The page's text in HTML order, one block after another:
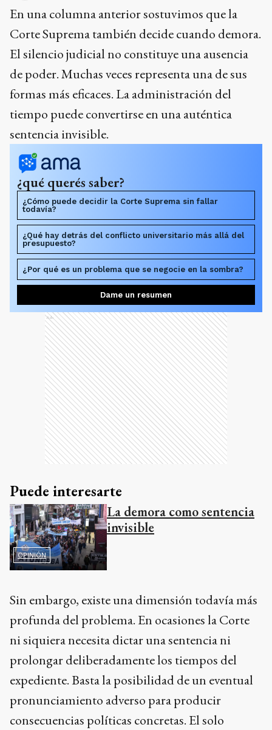
En una columna anterior sostuvimos que la
Corte Suprema también decide cuando demora.
El silencio judicial no constituye una ausencia
de poder. Muchas veces representa una de sus
formas más eficaces. La administración del
tiempo puede convertirse en una auténtica
sentencia invisible.
¿qué querés saber?
¿Cómo puede decidir la Corte Suprema sin fallar
todavía?
¿Qué hay detrás del conflicto universitario más allá del
presupuesto?
¿Por qué es un problema que se negocie en la sombra?
Dame un resumen
Ads
Puede interesarte
OPINIÓN
La demora como sentencia
invisible
Sin embargo, existe una dimensión todavía más
profunda del problema. En ocasiones la Corte
ni siquiera necesita dictar una sentencia ni
prolongar deliberadamente los tiempos del
expediente. Basta la posibilidad de un eventual
pronunciamiento adverso para producir
consecuencias políticas concretas. El solo